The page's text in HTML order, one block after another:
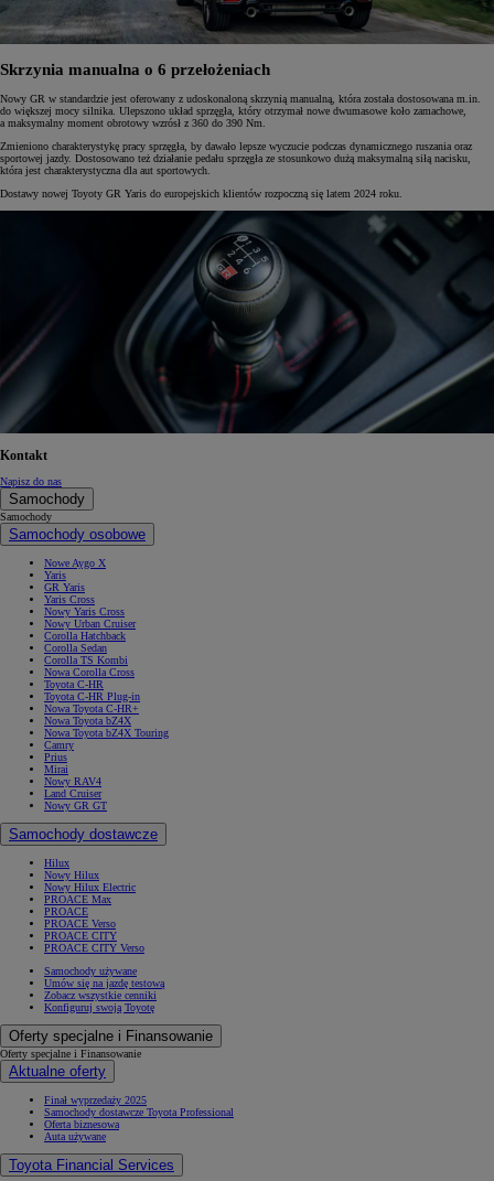
Skrzynia manualna o 6 przełożeniach
Nowy GR w standardzie jest oferowany z udoskonaloną skrzynią manualną, która została dostosowana m.in.
do większej mocy silnika. Ulepszono układ sprzęgła, który otrzymał nowe dwumasowe koło zamachowe,
a maksymalny moment obrotowy wzrósł z 360 do 390 Nm.
Zmieniono charakterystykę pracy sprzęgła, by dawało lepsze wyczucie podczas dynamicznego ruszania oraz
sportowej jazdy. Dostosowano też działanie pedału sprzęgła ze stosunkowo dużą maksymalną siłą nacisku,
która jest charakterystyczna dla aut sportowych.
Dostawy nowej Toyoty GR Yaris do europejskich klientów rozpoczną się latem 2024 roku.
Kontakt
Napisz do nas
Samochody
Samochody
Samochody osobowe
Nowe Aygo X
Yaris
GR Yaris
Yaris Cross
Nowy Yaris Cross
Nowy Urban Cruiser
Corolla Hatchback
Corolla Sedan
Corolla TS Kombi
Nowa Corolla Cross
Toyota C-HR
Toyota C-HR Plug-in
Nowa Toyota C-HR+
Nowa Toyota bZ4X
Nowa Toyota bZ4X Touring
Camry
Prius
Mirai
Nowy RAV4
Land Cruiser
Nowy GR GT
Samochody dostawcze
Hilux
Nowy Hilux
Nowy Hilux Electric
PROACE Max
PROACE
PROACE Verso
PROACE CITY
PROACE CITY Verso
Samochody używane
Umów się na jazdę testową
Zobacz wszystkie cenniki
Konfiguruj swoją Toyotę
Oferty specjalne i Finansowanie
Oferty specjalne i Finansowanie
Aktualne oferty
Finał wyprzedaży 2025
Samochody dostawcze Toyota Professional
Oferta biznesowa
Auta używane
Toyota Financial Services